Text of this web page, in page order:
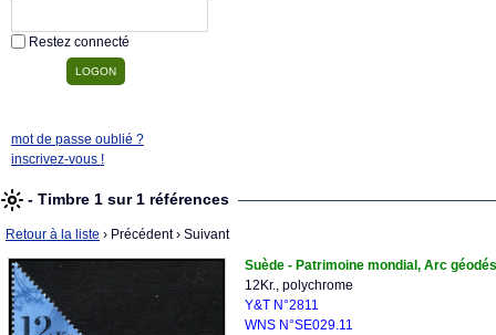
Restez connecté
mot de passe oublié ?
inscrivez-vous !
- Timbre 1 sur 1 références
Retour à la liste › Précédent› Suivant
Suède - Patrimoine mondial, Arc
12Kr., polychrome
Y&T N°2811
WNS N°SE029.11